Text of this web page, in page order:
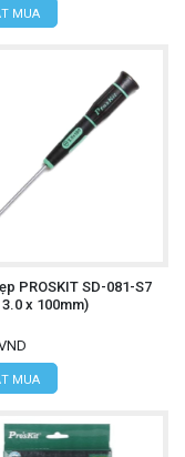
MUA
PROSKIT SD-081-S7
x 100mm)
MUA